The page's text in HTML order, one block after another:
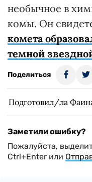
необычное в
комы. Он
комета
темной
Поделиться
Подготовил/ла
Заметили ошибку?
Пожалуйста,
Ctrl+Enter или